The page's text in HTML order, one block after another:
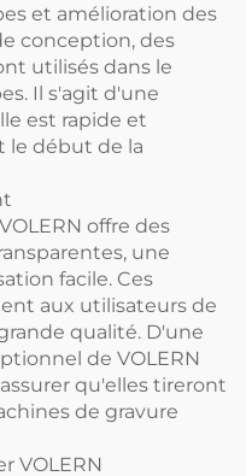
et amélioration des
conception, des
utilisés dans le
Il s'agit d'une
est rapide et
le début de la
offre des
une
facile. Ces
aux utilisateurs de
qualité. D'une
de VOLERN
qu'elles tireront
de gravure
VOLERN